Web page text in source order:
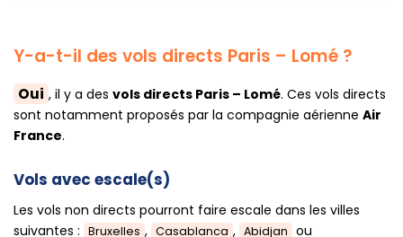
Y-a-t-il des vols directs Paris – Lomé ?
Oui , il y a des vols directs Paris – Lomé. Ces vols directs
sont notamment proposés par la compagnie aérienne Air
France.
Vols avec escale(s)
Les vols non directs pourront faire escale dans les villes
suivantes : Bruxelles , Casablanca , Abidjan ou